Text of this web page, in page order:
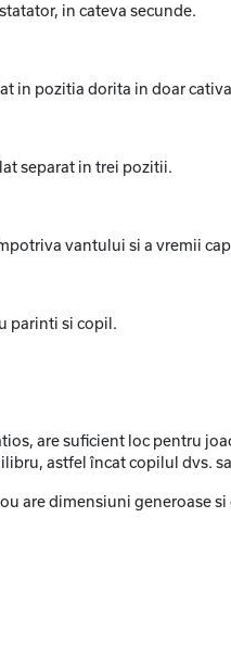
in cateva secunde.
in pozitia dorita in doar
separat in trei pozitii.
vantului si a vremii
parinti si copil.
are suficient loc pentru
astfel încat copilul dvs.
are dimensiuni generoase